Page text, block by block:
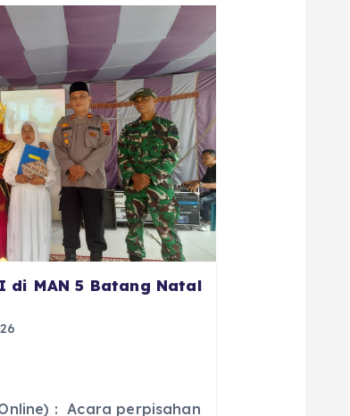
di MAN 5 Batang Natal
h
: Acara perpisahan